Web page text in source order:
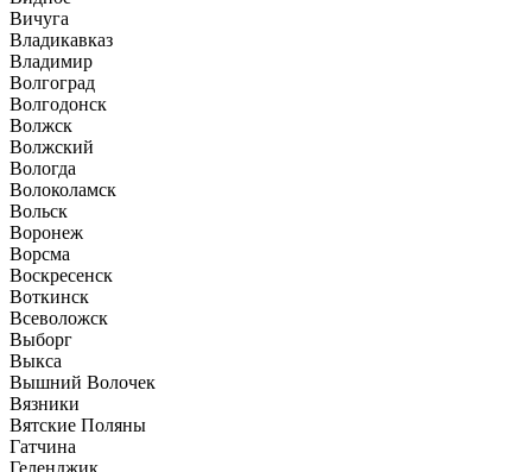
Вичуга
Владикавказ
Владимир
Волгоград
Волгодонск
Волжск
Волжский
Вологда
Волоколамск
Вольск
Воронеж
Ворсма
Воскресенск
Воткинск
Всеволожск
Выборг
Выкса
Вышний Волочек
Вязники
Вятские Поляны
Гатчина
Геленджик